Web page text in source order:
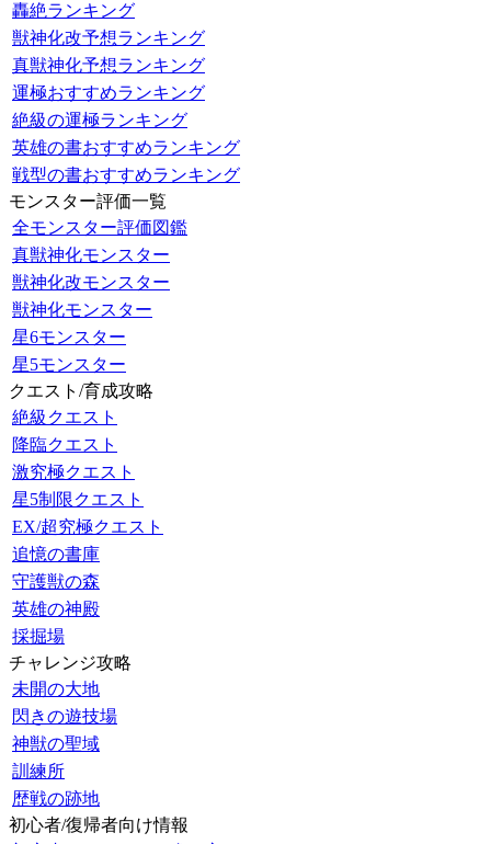
轟絶ランキング
獣神化改予想ランキング
真獣神化予想ランキング
運極おすすめランキング
絶級の運極ランキング
英雄の書おすすめランキング
戦型の書おすすめランキング
モンスター評価一覧
全モンスター評価図鑑
真獣神化モンスター
獣神化改モンスター
獣神化モンスター
星6モンスター
星5モンスター
クエスト/育成攻略
絶級クエスト
降臨クエスト
激究極クエスト
星5制限クエスト
EX/超究極クエスト
追憶の書庫
守護獣の森
英雄の神殿
採掘場
チャレンジ攻略
未開の大地
閃きの遊技場
神獣の聖域
訓練所
歴戦の跡地
初心者/復帰者向け情報